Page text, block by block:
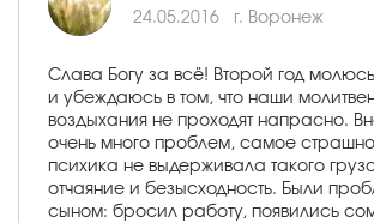
24.05.2016 г. Воронеж
Слава Богу за всё! Второй год
и убеждаюсь в том, что наши
воздыхания не проходят напрасно.
очень много проблем, самое
психика не выдерживала такого
отчаяние и безысходность. Были
сыном: бросил работу, появились